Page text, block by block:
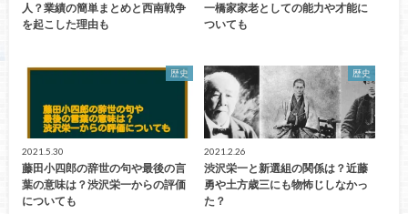
人？業績の簡単まとめと西南戦争
を起こした理由も
一橋家家老としての能力や才能に
ついても
歴史
2021.5.30
藤田小四郎の辞世の句や最後の言
葉の意味は？渋沢栄一からの評価
についても
歴史
2021.2.26
渋沢栄一と新選組の関係は？近藤
勇や土方歳三にも物怖じしなかっ
た？